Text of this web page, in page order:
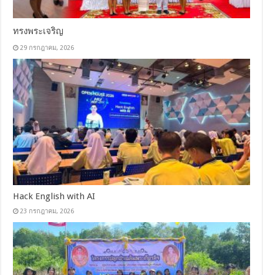
ทรงพระเจริญ
29 กรกฎาคม, 2026
Hack English with AI
23 กรกฎาคม, 2026